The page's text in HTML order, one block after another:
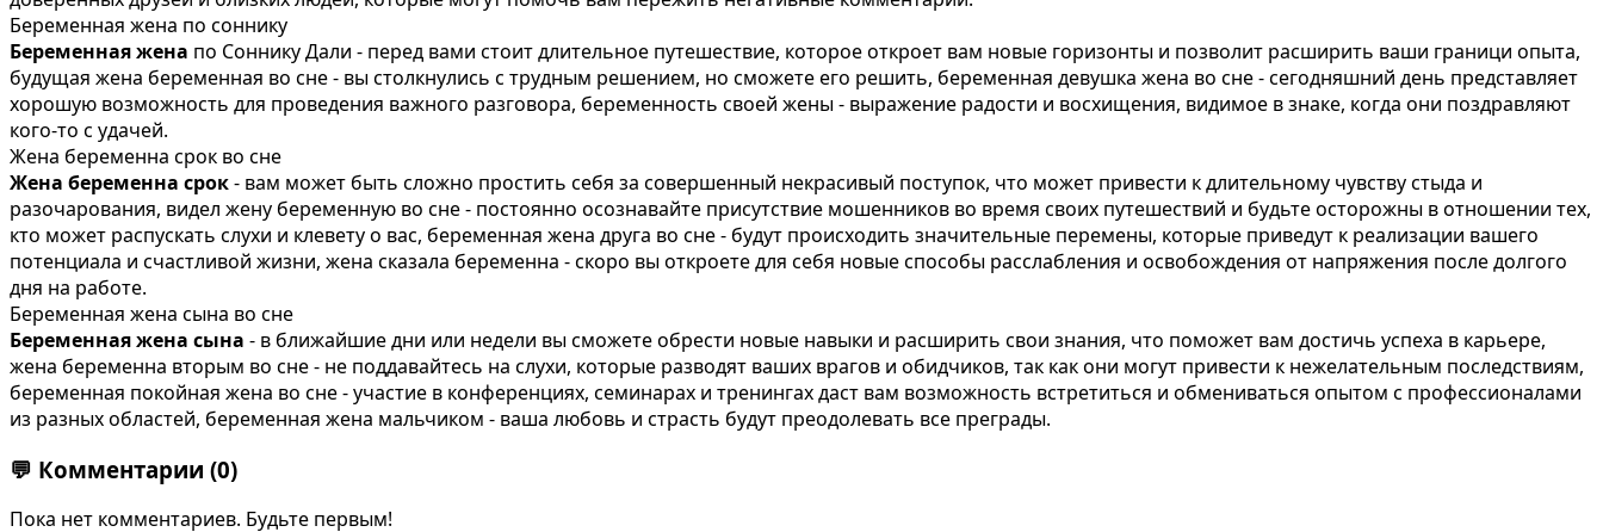
Беременная жена по соннику
Беременная жена по Соннику Дали - перед вами стоит длительное путешествие, которое откроет вам новые горизонты и позволит расширить ваши граници опыта,
будущая жена беременная во сне - вы столкнулись с трудным решением, но сможете его решить, беременная девушка жена во сне - сегодняшний день представляет
хорошую возможность для проведения важного разговора, беременность своей жены - выражение радости и восхищения, видимое в знаке, когда они поздравляют
кого-то с удачей.
Жена беременна срок во сне
Жена беременна срок- вам может быть сложно простить себя за совершенный некрасивый поступок, что может привести к длительному чувству стыда и
разочарования, видел жену беременную во сне - постоянно осознавайте присутствие мошенников во время своих путешествий и будьте осторожны в отношении тех,
кто может распускать слухи и клевету о вас, беременная жена друга во сне - будут происходить значительные перемены, которые приведут к реализации вашего
потенциала и счастливой жизни, жена сказала беременна - скоро вы откроете для себя новые способы расслабления и освобождения от напряжения после долгого
дня на работе.
Беременная жена сына во сне
Беременная жена сына - в ближайшие дни или недели вы сможете обрести новые навыки и расширить свои знания, что поможет вам достичь успеха в карьере,
жена беременна вторым во сне - не поддавайтесь на слухи, которые разводят ваших врагов и обидчиков, так как они могут привести к нежелательным последствиям,
беременная покойная жена во сне - участие в конференциях, семинарах и тренингах даст вам возможность встретиться и обмениваться опытом с профессионалами
из разных областей, беременная жена мальчиком - ваша любовь и страсть будут преодолевать все преграды.
💬 Комментарии (0)
Пока нет комментариев. Будьте первым!